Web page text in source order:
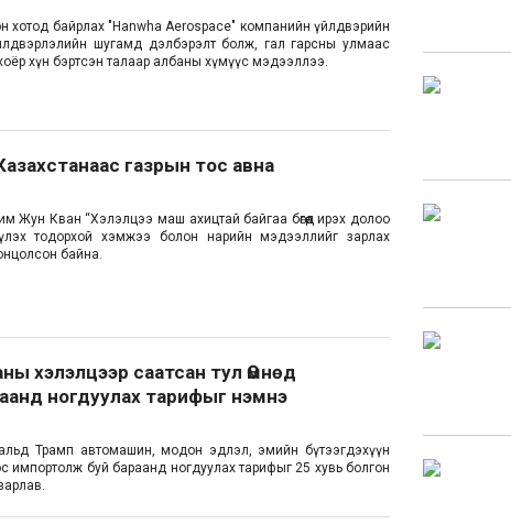
хотод байрлах "Hanwha Aerospace" компанийн үйлдвэрийн
шугамд дэлбэрэлт болж, гал гарсны улмаас
хүн бэртсэн талаар албаны хүмүүс мэдээллээ.
газрын тос авна
Жун Кван “Хэлэлцээ маш ахицтай байгаа бөгөөд ирэх долоо
тодорхой хэмжээ болон нарийн мэдээллийг зарлах
байна.
хэлэлцээр саатсан тул Өмнөд
ногдуулах тарифыг нэмнэ
Трамп автомашин, модон эдлэл, эмийн бүтээгдэхүүн
импортолж буй бараанд ногдуулах тарифыг 25 хувь болгон